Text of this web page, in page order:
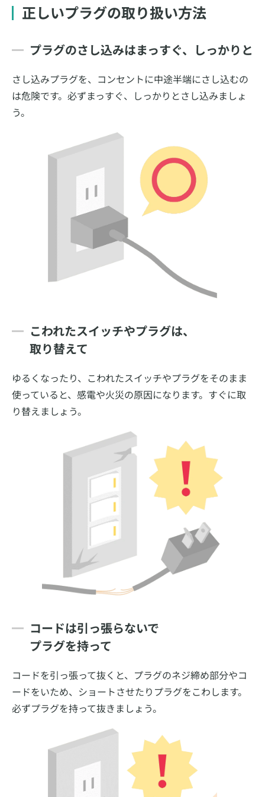
正しいプラグの取り扱い方法
プラグのさし込みはまっすぐ、しっかりと
さし込みプラグを、コンセントに中途半端にさし込むの
は危険です。必ずまっすぐ、しっかりとさし込みましょ
う。
こわれたスイッチやプラグは、
取り替えて
ゆるくなったり、こわれたスイッチやプラグをそのまま
使っていると、感電や火災の原因になります。すぐに取
り替えましょう。
コードは引っ張らないで
プラグを持って
コードを引っ張って抜くと、プラグのネジ締め部分やコ
ードをいため、ショートさせたりプラグをこわします。
必ずプラグを持って抜きましょう。